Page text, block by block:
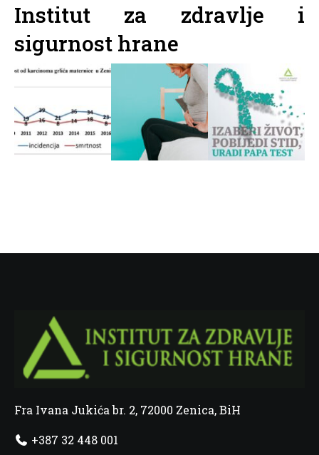
Institut za zdravlje i
sigurnost hrane
Fra Ivana Jukića br. 2, 72000 Zenica, BiH
+387 32 448 001